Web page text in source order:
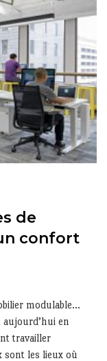
de
confort
modulable…
aujourd’hui en
travailler
sont les lieux où